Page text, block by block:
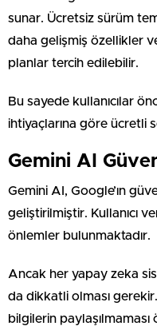
sunar. Ücretsiz sürüm
daha gelişmiş özellikler
planlar tercih edilebilir.
Bu sayede kullanıcılar
ihtiyaçlarına göre ücretli
Gemini AI
Gemini AI, Google’ın
geliştirilmiştir. Kullanıcı
önlemler bulunmaktadır.
Ancak her yapay zeka
da dikkatli olması
bilgilerin paylaşılmaması